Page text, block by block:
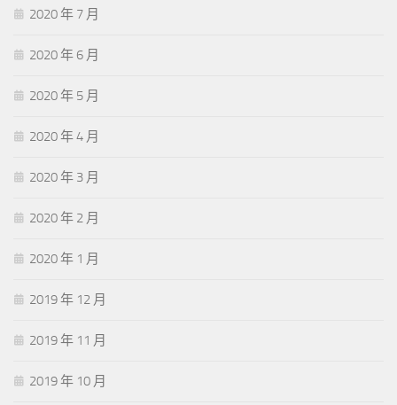
2020 年 7 月
2020 年 6 月
2020 年 5 月
2020 年 4 月
2020 年 3 月
2020 年 2 月
2020 年 1 月
2019 年 12 月
2019 年 11 月
2019 年 10 月